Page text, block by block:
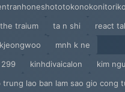
the traium ta n shi
react
mnh k ne
299
kinhdivaicalon
kim
lao ban lam sao gio cong